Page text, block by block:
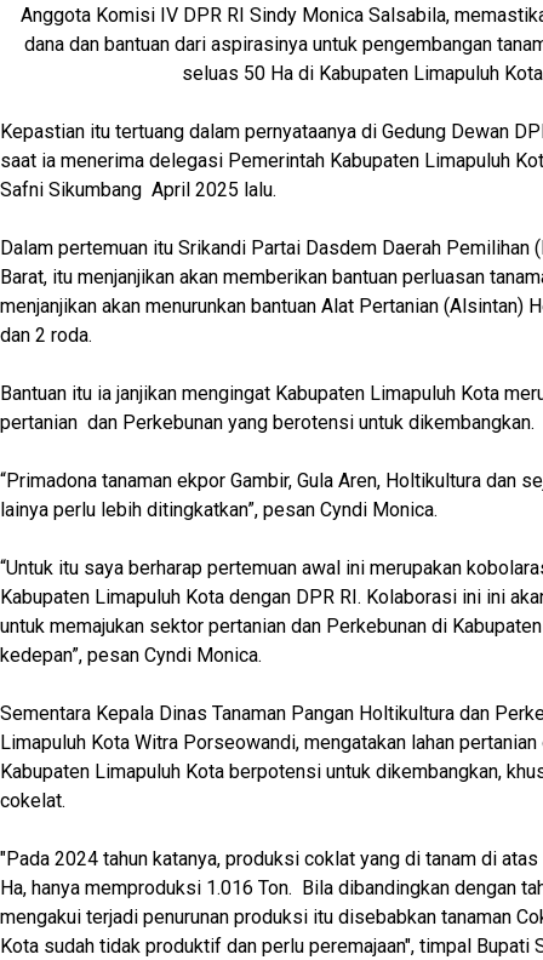
Anggota Komisi IV DPR RI Sindy Monica Salsabila,
dana dan bantuan dari aspirasinya untuk pengembangan
seluas 50 Ha di Kabupaten Limapuluh
Kepastian itu tertuang dalam pernyataanya di Gedung Dewan
saat ia menerima delegasi Pemerintah Kabupaten Limapuluh
Safni Sikumbang April 2025 lalu.
Dalam pertemuan itu Srikandi Partai Dasdem Daerah Pemilihan
Barat, itu menjanjikan akan memberikan bantuan perluasan
menjanjikan akan menurunkan bantuan Alat Pertanian (Alsintan)
dan 2 roda.
Bantuan itu ia janjikan mengingat Kabupaten Limapuluh Kota
pertanian dan Perkebunan yang berotensi untuk dikembangkan.
“Primadona tanaman ekpor Gambir, Gula Aren, Holtikultura dan
lainya perlu lebih ditingkatkan”, pesan Cyndi Monica.
“Untuk itu saya berharap pertemuan awal ini merupakan
Kabupaten Limapuluh Kota dengan DPR RI. Kolaborasi ini ini
untuk memajukan sektor pertanian dan Perkebunan di
kedepan”, pesan Cyndi Monica.
Sementara Kepala Dinas Tanaman Pangan Holtikultura dan
Limapuluh Kota Witra Porseowandi, mengatakan lahan
Kabupaten Limapuluh Kota berpotensi untuk dikembangkan,
cokelat.
"Pada 2024 tahun katanya, produksi coklat yang di tanam di
Ha, hanya memproduksi 1.016 Ton. Bila dibandingkan dengan
mengakui terjadi penurunan produksi itu disebabkan tanaman
Kota sudah tidak produktif dan perlu peremajaan", timpal Bupati